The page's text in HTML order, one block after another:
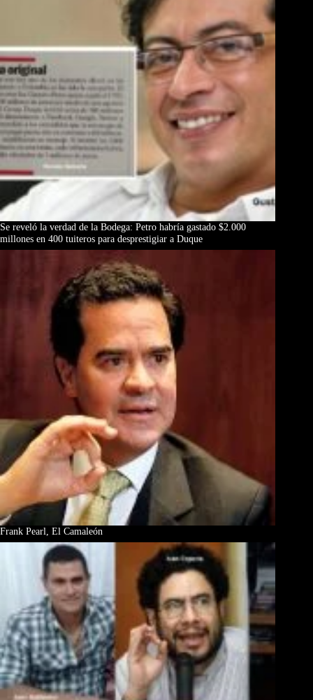
Se reveló la verdad de la Bodega: Petro habría gastado $2.000
millones en 400 tuiteros para desprestigiar a Duque
Frank Pearl, El Camaleón